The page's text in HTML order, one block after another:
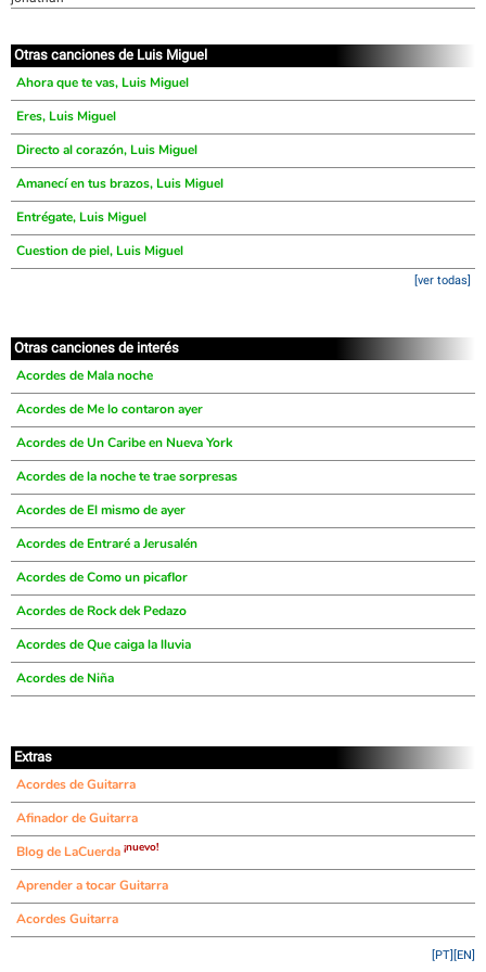
Otras canciones de Luis Miguel
Ahora que te vas, Luis Miguel
Eres, Luis Miguel
Directo al corazón, Luis Miguel
Amanecí en tus brazos, Luis Miguel
Entrégate, Luis Miguel
Cuestion de piel, Luis Miguel
[ver todas]
Otras canciones de interés
Acordes de Mala noche
Acordes de Me lo contaron ayer
Acordes de Un Caribe en Nueva York
Acordes de la noche te trae sorpresas
Acordes de El mismo de ayer
Acordes de Entraré a Jerusalén
Acordes de Como un picaflor
Acordes de Rock dek Pedazo
Acordes de Que caiga la lluvia
Acordes de Niña
Extras
Acordes de Guitarra
Afinador de Guitarra
Blog de LaCuerda ¡nuevo!
Aprender a tocar Guitarra
Acordes Guitarra
[EN]
[PT]